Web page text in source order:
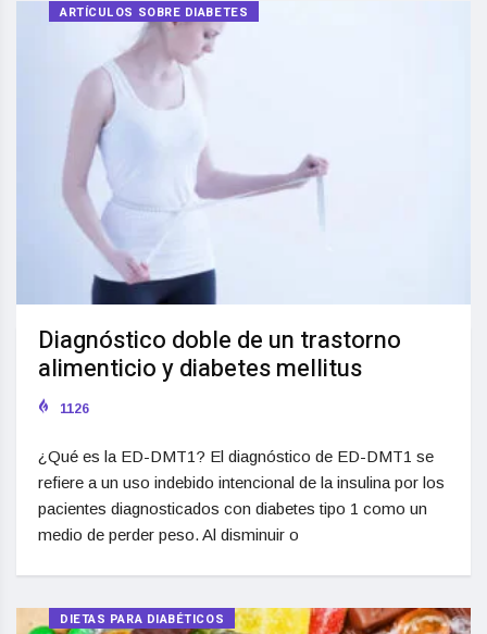
ARTÍCULOS SOBRE DIABETES
Diagnóstico doble de un trastorno
alimenticio y diabetes mellitus
1126
¿Qué es la ED-DMT1? El diagnóstico de ED-DMT1 se
refiere a un uso indebido intencional de la insulina por los
pacientes diagnosticados con diabetes tipo 1 como un
medio de perder peso. Al disminuir o
DIETAS PARA DIABÉTICOS